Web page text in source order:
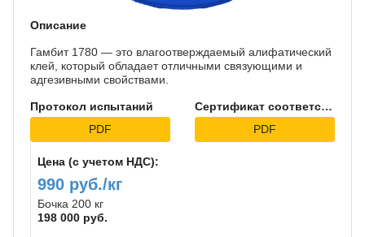
Описание
Гамбит 1780 — это влагоотверждаемый алифатический
клей, который обладает отличными связующими и
адгезивными свойствами.
Протокол испытаний
PDF
Сертификат соответствия
PDF
Цена (с учетом НДС):
990 руб./кг
Бочка 200 кг
198 000 руб.